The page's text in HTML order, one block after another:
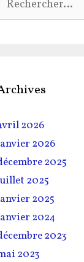
2026
2026
2025
2025
2025
2024
2023
2023